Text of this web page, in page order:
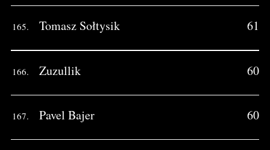
165. Tomasz Sołtysik 61
166. Zuzullik 60
167. Pavel Bajer 60